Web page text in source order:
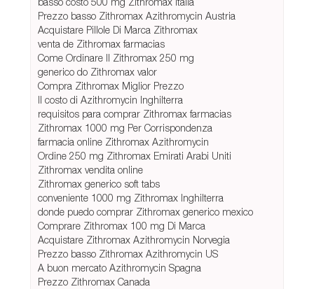
Prezzo basso Zithromax Azithromycin Austria
Acquistare Pillole Di Marca Zithromax
venta de Zithromax farmacias
Come Ordinare Il Zithromax 250 mg
generico do Zithromax valor
Compra Zithromax Miglior Prezzo
Il costo di Azithromycin Inghilterra
requisitos para comprar Zithromax farmacias
Zithromax 1000 mg Per Corrispondenza
farmacia online Zithromax Azithromycin
Ordine 250 mg Zithromax Emirati Arabi Uniti
Zithromax vendita online
Zithromax generico soft tabs
conveniente 1000 mg Zithromax Inghilterra
donde puedo comprar Zithromax generico mexico
Comprare Zithromax 100 mg Di Marca
Acquistare Zithromax Azithromycin Norvegia
Prezzo basso Zithromax Azithromycin US
A buon mercato Azithromycin Spagna
Prezzo Zithromax Canada